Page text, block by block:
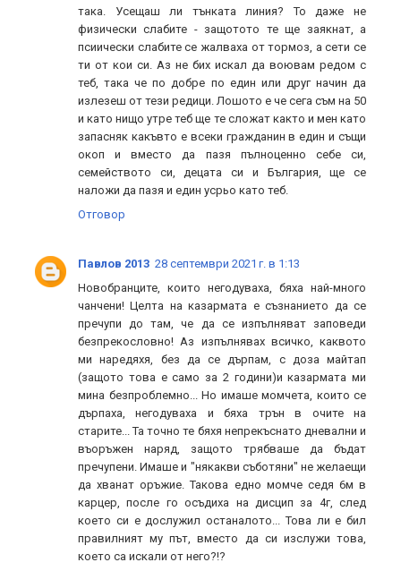
така. Усещаш ли тънката линия? То даже не
физически слабите - защотото те ще заякнат, а
псиически слабите се жалваха от тормоз, а сети се
ти от кои си. Аз не бих искал да воювам редом с
теб, така че по добре по един или друг начин да
излезеш от тези редици. Лошото е че сега съм на 50
и като нищо утре теб ще те сложат както и мен като
запасняк какъвто е всеки гражданин в един и същи
окоп и вместо да пазя пълноценно себе си,
семейството си, децата си и България, ще се
наложи да пазя и един усрьо като теб.
Отговор
Павлов 2013 28 септември 2021 г. в 1:13
Новобранците, които негодуваха, бяха най-много
чанчени! Целта на казармата е съзнанието да се
пречупи до там, че да се изпълняват заповеди
безпрекословно! Аз изпълнявах всичко, каквото
ми наредяхя, без да се дърпам, с доза майтап
(защото това е само за 2 години)и казармата ми
мина безпроблемно... Но имаше момчета, които се
дърпаха, негодуваха и бяха трън в очите на
старите... Та точно те бяхя непрекъснато дневални и
въоръжен наряд, защото трябваше да бъдат
пречупени. Имаше и "някакви съботяни" не желаещи
да хванат оръжие. Такова едно момче седя 6м в
карцер, после го осъдиха на дисцип за 4г, след
което си е дослужил останалото... Това ли е бил
правилният му път, вместо да си изслужи това,
което са искали от него?!?